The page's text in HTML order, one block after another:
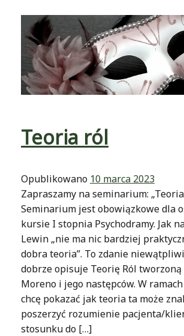
Teoria ról
Opublikowano 10 marca 2023
Zapraszamy na seminarium:
Seminarium jest obowiązkowe dla
kursie I stopnia Psychodramy. Jak
Lewin „nie ma nic bardziej
dobra teoria”. To zdanie
dobrze opisuje Teorię Ról tworzoną
Moreno i jego następców. W
chcę pokazać jak teoria ta może
poszerzyć rozumienie pacjenta/
stosunku do […]